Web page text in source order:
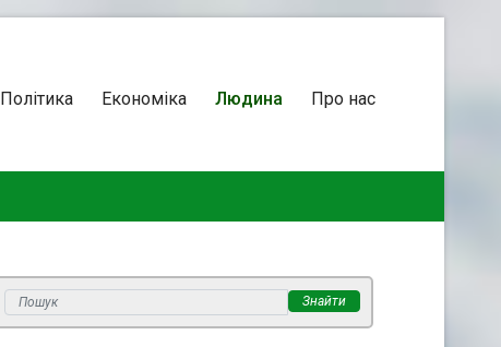
Політика Економіка Людина Про нас
Знайти